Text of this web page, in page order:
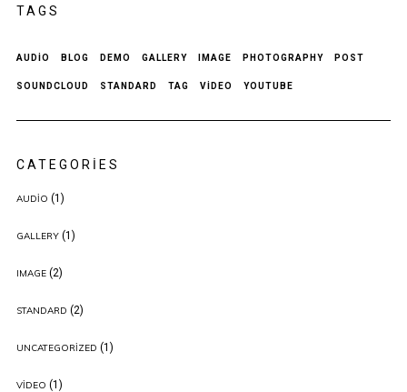
TAGS
AUDIO BLOG DEMO GALLERY IMAGE PHOTOGRAPHY POST
SOUNDCLOUD STANDARD TAG VIDEO YOUTUBE
CATEGORIES
AUDIO (1)
GALLERY(1)
IMAGE(2)
STANDARD (2)
UNCATEGORIZED (1)
VIDEO (1)